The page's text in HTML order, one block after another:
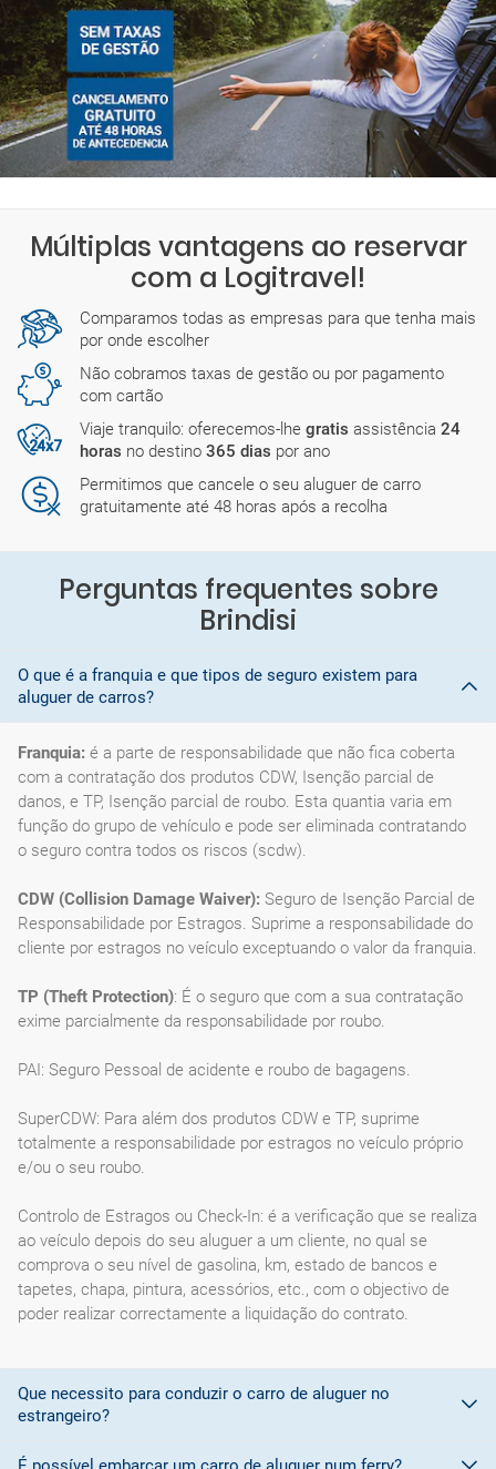
Múltiplas vantagens ao reservar
com a Logitravel!
Comparamos todas as empresas para que tenha mais
por onde escolher
Não cobramos taxas de gestão ou por pagamento
com cartão
Viaje tranquilo: oferecemos-lhe gratis assistência 24
horas no destino 365 dias por ano
Permitimos que cancele o seu aluguer de carro
gratuitamente até 48 horas após a recolha
Perguntas frequentes sobre
Brindisi
O que é a franquia e que tipos de seguro existem para
aluguer de carros?
Franquia: é a parte de responsabilidade que não fica coberta
com a contratação dos produtos CDW, Isenção parcial de
danos, e TP, Isenção parcial de roubo. Esta quantia varia em
função do grupo de vehículo e pode ser eliminada contratando
o seguro contra todos os riscos (scdw).
CDW (Collision Damage Waiver): Seguro de Isenção Parcial de
Responsabilidade por Estragos. Suprime a responsabilidade do
cliente por estragos no veículo exceptuando o valor da franquia.
TP (Theft Protection): É o seguro que com a sua contratação
exime parcialmente da responsabilidade por roubo.
PAI: Seguro Pessoal de acidente e roubo de bagagens.
SuperCDW: Para além dos produtos CDW e TP, suprime
totalmente a responsabilidade por estragos no veículo próprio
e/ou o seu roubo.
Controlo de Estragos ou Check-In: é a verificação que se realiza
ao veículo depois do seu aluguer a um cliente, no qual se
comprova o seu nível de gasolina, km, estado de bancos e
tapetes, chapa, pintura, acessórios, etc., com o objectivo de
poder realizar correctamente a liquidação do contrato.
Que necessito para conduzir o carro de aluguer no
estrangeiro?